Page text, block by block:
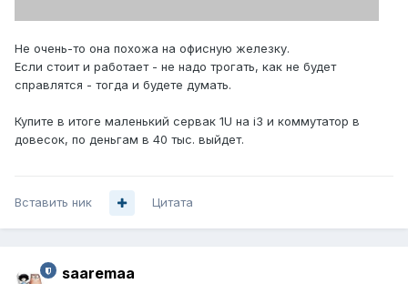
Не очень-то она похожа на офисную железку.
Если стоит и работает - не надо трогать, как не будет
справлятся - тогда и будете думать.
Купите в итоге маленький сервак 1U на i3 и коммутатор в
довесок, по деньгам в 40 тыс. выйдет.
Вставить ник Цитата
saaremaa